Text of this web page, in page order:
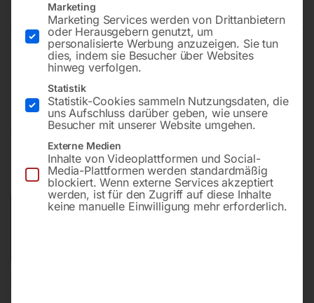
D 200 / 1,0 mm / 5 kg – Preis per Rolle (rost- u.
säurebeständig)
252,00
inkl. MwSt. zzgl. Versandkosten
Lieferzeit:ca. 2 - 3 Tage
Versandkosten Standard (Österreich): €10,00
Marketing
Marketing Services werden von Drittanbietern
oder Herausgebern genutzt, um
personalisierte Werbung anzuzeigen. Sie tun
dies, indem sie Besucher über Websites
hinweg verfolgen.
Statistik
Statistik-Cookies sammeln Nutzungsdaten, die
uns Aufschluss darüber geben, wie unsere
Besucher mit unserer Website umgehen.
Externe Medien
Inhalte von Videoplattformen und Social-
Media-Plattformen werden standardmäßig
blockiert. Wenn externe Services akzeptiert
werden, ist für den Zugriff auf diese Inhalte
keine manuelle Einwilligung mehr erforderlich.